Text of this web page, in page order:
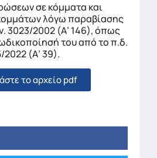
σε κόμματα και
λόγω παραβίασης
3023/2002 (Α’ 146), όπως
του από το π.δ.
2022 (Α’ 39).
το αρχείο pdf